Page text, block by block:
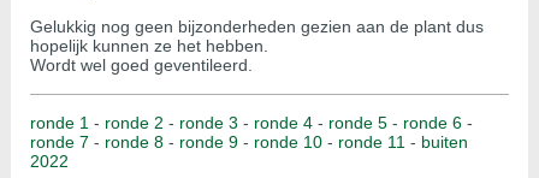
Gelukkig nog geen bijzonderheden gezien aan de plant dus
hopelijk kunnen ze het hebben.
Wordt wel goed geventileerd.
ronde 1 - ronde 2 - ronde 3 - ronde 4 - ronde 5 - ronde 6 -
ronde 7 - ronde 8 - ronde 9 - ronde 10 - ronde 11 - buiten
2022